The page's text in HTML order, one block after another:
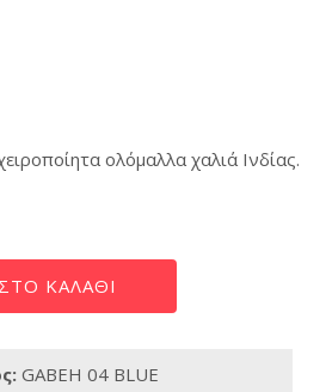
ολόμαλλα χαλιά Ινδίας.
ΚΑΛΆΘΙ
GABEH 04 BLUE